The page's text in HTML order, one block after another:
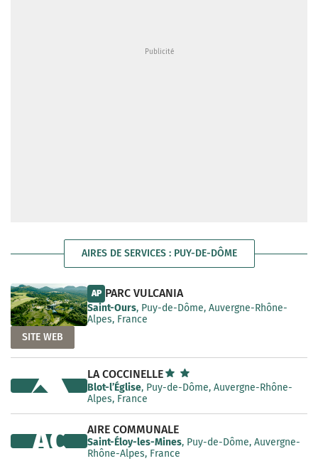
AIRES DE SERVICES : PUY-DE-DÔME
AP PARC VULCANIA
Saint-Ours, Puy-de-Dôme, Auvergne-Rhône-
Alpes, France
SITE WEB
LA COCCINELLE
Blot-l’Église, Puy-de-Dôme, Auvergne-Rhône-
Alpes, France
AIRE COMMUNALE
Saint-Éloy-les-Mines, Puy-de-Dôme, Auvergne-
Rhône-Alpes, France
AC